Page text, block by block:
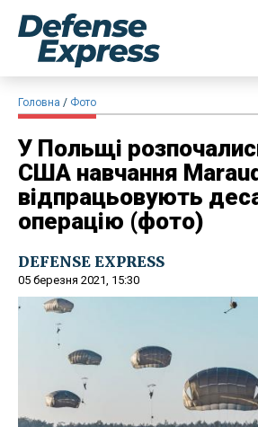
Головна Фото
​У Польщі
США навчання
відпрацьовують
операцію (фото)
DEFENSE EXPRESS
05 березня 2021, 15:30